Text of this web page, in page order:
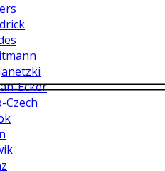
Ecker
Czech